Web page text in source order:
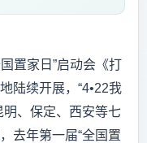
置家日”启动会《打
陆续开展，“4•22我
明、保定、西安等七
去年第一届“全国置